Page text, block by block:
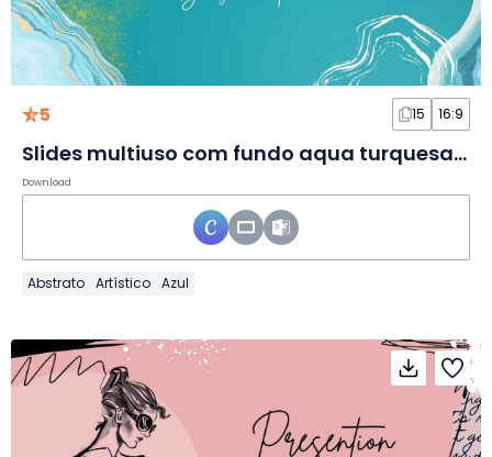
5 15 16:9
Slides multiuso com fundo aqua turquesa e dourado
Download
Abstrato Artístico Azul